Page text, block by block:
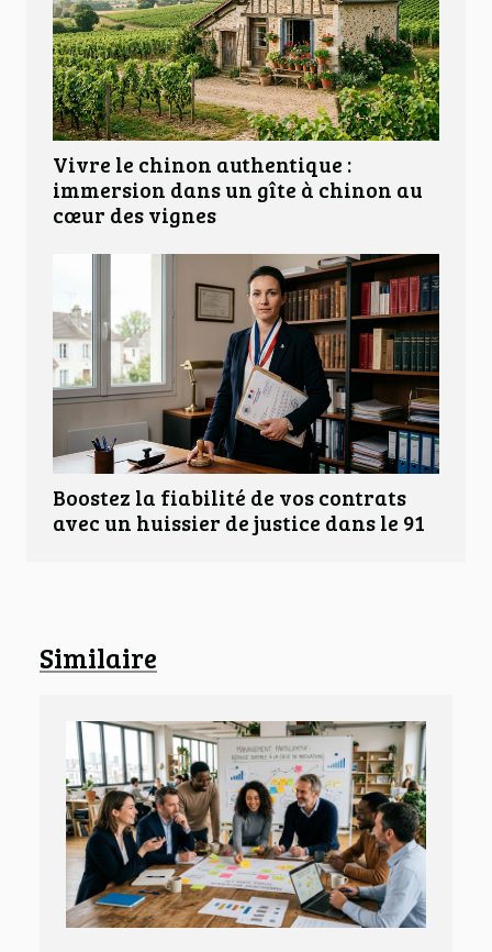
Vivre le chinon authentique :
immersion dans un gîte à chinon au
cœur des vignes
Boostez la fiabilité de vos contrats
avec un huissier de justice dans le 91
Similaire